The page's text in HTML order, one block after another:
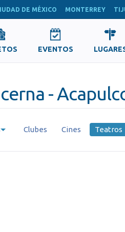
DE MÉXICO MONTERREY
EVENTOS
-
Clubes Cines Teatros